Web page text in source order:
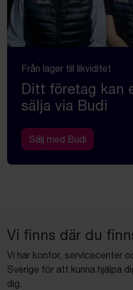
Från lager till likviditet
Ditt företag kan
sälja via Budi
Sälj med Budi
Vi finns där du
Vi har kontor, servicecenter
Sverige för att kunna hjälpa
dig.